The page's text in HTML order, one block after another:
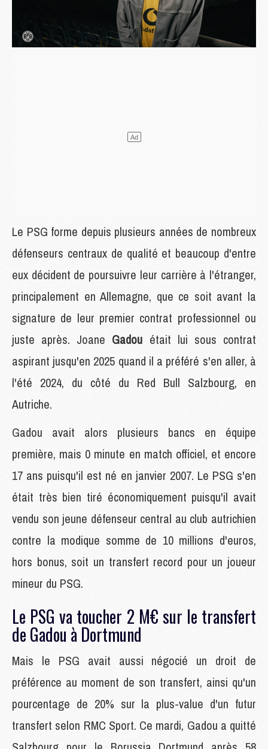
Le PSG forme depuis plusieurs années de nombreux
défenseurs centraux de qualité et beaucoup d'entre
eux décident de poursuivre leur carrière à l'étranger,
principalement en Allemagne, que ce soit avant la
signature de leur premier contrat professionnel ou
juste après. Joane Gadou était lui sous contrat
aspirant jusqu'en 2025 quand il a préféré s'en aller, à
l'été 2024, du côté du Red Bull Salzbourg, en
Autriche.
Gadou avait alors plusieurs bancs en équipe
première, mais 0 minute en match officiel, et encore
17 ans puisqu'il est né en janvier 2007. Le PSG s'en
était très bien tiré économiquement puisqu'il avait
vendu son jeune défenseur central au club autrichien
contre la modique somme de 10 millions d'euros,
hors bonus, soit un transfert record pour un joueur
mineur du PSG.
Le PSG va toucher 2 M€ sur le transfert
de Gadou à Dortmund
Mais le PSG avait aussi négocié un droit de
préférence au moment de son transfert, ainsi qu'un
pourcentage de 20% sur la plus-value d'un futur
transfert selon RMC Sport. Ce mardi, Gadou a quitté